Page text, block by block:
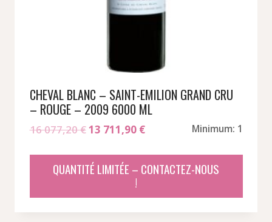
CHEVAL BLANC – SAINT-EMILION GRAND CRU
– ROUGE – 2009 6000 ML
16 077,20€Le
initial
était :
077,20 €.
13 711,90 €Le
est :
711,90 €.
Minimum: 1
QUANTITÉ LIMITÉE – CONTACTEZ-NOUS
!